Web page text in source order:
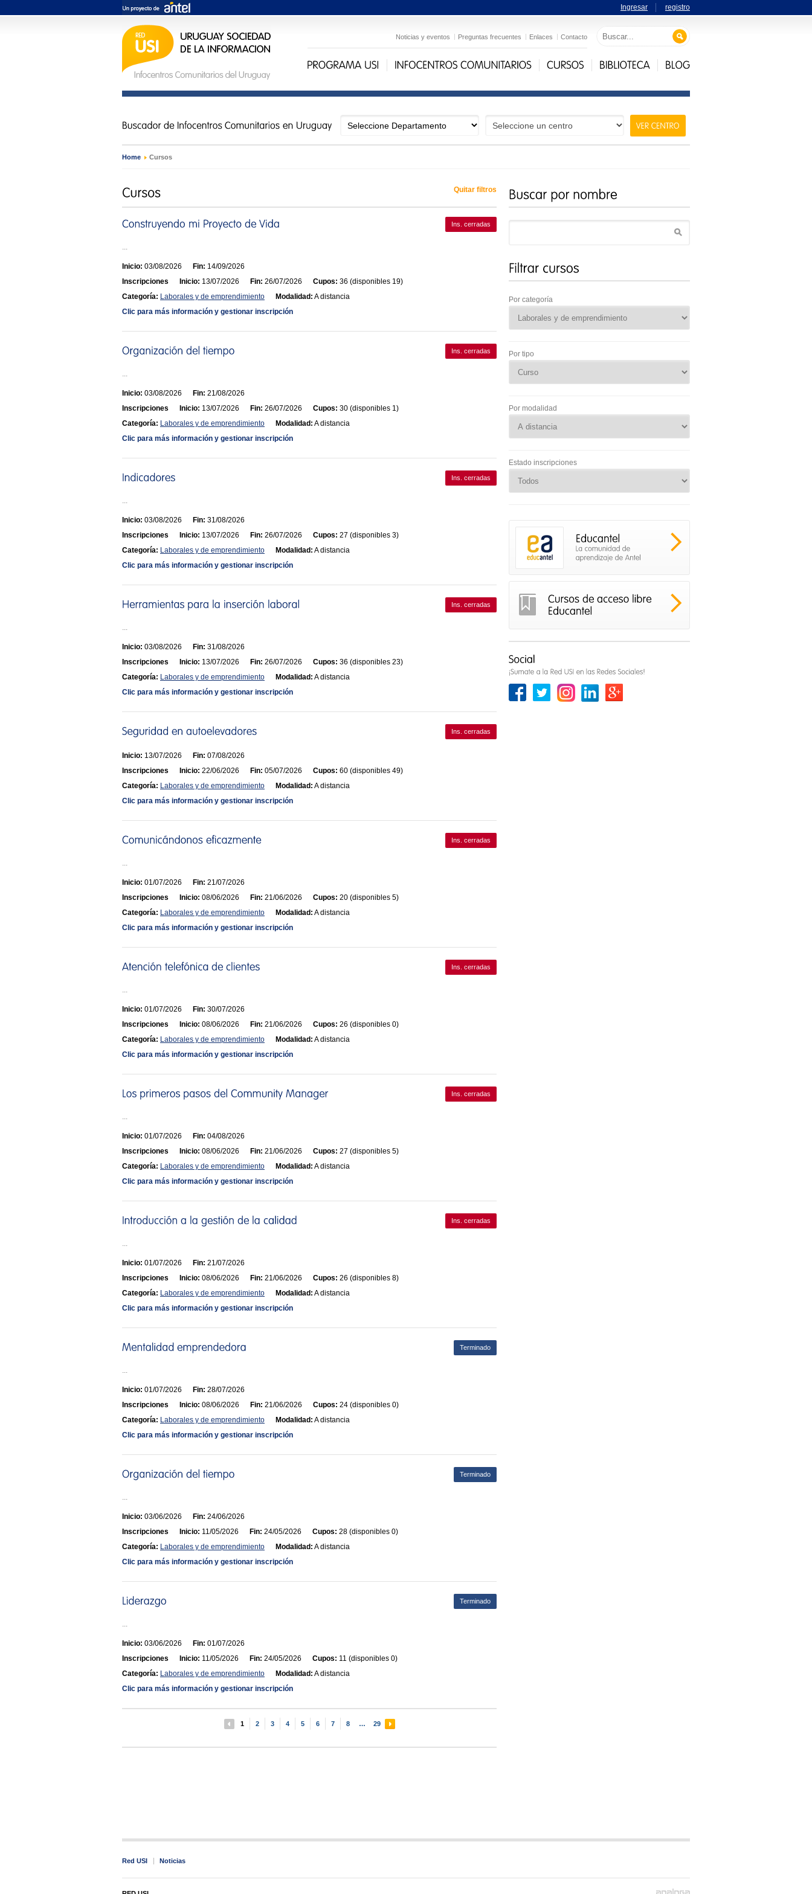
Ingresar registro
Noticias y eventos Preguntas frecuentes Enlaces Contacto
Home › Cursos
Quitar filtros
Ins. cerradas
...
Inicio: 03/08/2026 Fin: 14/09/2026
Inscripciones
Inicio: 13/07/2026 Fin: 26/07/2026 Cupos: 36 (disponibles 19)
Categoría: Laborales y de emprendimiento Modalidad: A distancia
Clic para más información y gestionar inscripción
Ins. cerradas
...
Inicio: 03/08/2026 Fin: 21/08/2026
Inscripciones
Inicio: 13/07/2026 Fin: 26/07/2026 Cupos: 30 (disponibles 1)
Categoría: Laborales y de emprendimiento Modalidad: A distancia
Clic para más información y gestionar inscripción
Ins. cerradas
...
Inicio: 03/08/2026 Fin: 31/08/2026
Inscripciones
Inicio: 13/07/2026 Fin: 26/07/2026 Cupos: 27 (disponibles 3)
Categoría: Laborales y de emprendimiento Modalidad: A distancia
Clic para más información y gestionar inscripción
Ins. cerradas
...
Inicio: 03/08/2026 Fin: 31/08/2026
Inscripciones
Inicio: 13/07/2026 Fin: 26/07/2026 Cupos: 36 (disponibles 23)
Categoría: Laborales y de emprendimiento Modalidad: A distancia
Clic para más información y gestionar inscripción
Ins. cerradas
Inicio: 13/07/2026 Fin: 07/08/2026
Inscripciones
Inicio: 22/06/2026 Fin: 05/07/2026 Cupos: 60 (disponibles 49)
Categoría: Laborales y de emprendimiento Modalidad: A distancia
Clic para más información y gestionar inscripción
Ins. cerradas
...
Inicio: 01/07/2026 Fin: 21/07/2026
Inscripciones
Inicio: 08/06/2026 Fin: 21/06/2026 Cupos: 20 (disponibles 5)
Categoría: Laborales y de emprendimiento Modalidad: A distancia
Clic para más información y gestionar inscripción
Ins. cerradas
...
Inicio: 01/07/2026 Fin: 30/07/2026
Inscripciones
Inicio: 08/06/2026 Fin: 21/06/2026 Cupos: 26 (disponibles 0)
Categoría: Laborales y de emprendimiento Modalidad: A distancia
Clic para más información y gestionar inscripción
Ins. cerradas
...
Inicio: 01/07/2026 Fin: 04/08/2026
Inscripciones
Inicio: 08/06/2026 Fin: 21/06/2026 Cupos: 27 (disponibles 5)
Categoría: Laborales y de emprendimiento Modalidad: A distancia
Clic para más información y gestionar inscripción
Ins. cerradas
...
Inicio: 01/07/2026 Fin: 21/07/2026
Inscripciones
Inicio: 08/06/2026 Fin: 21/06/2026 Cupos: 26 (disponibles 8)
Categoría: Laborales y de emprendimiento Modalidad: A distancia
Clic para más información y gestionar inscripción
Terminado
...
Inicio: 01/07/2026 Fin: 28/07/2026
Inscripciones
Inicio: 08/06/2026 Fin: 21/06/2026 Cupos: 24 (disponibles 0)
Categoría: Laborales y de emprendimiento Modalidad: A distancia
Clic para más información y gestionar inscripción
Terminado
...
Inicio: 03/06/2026 Fin: 24/06/2026
Inscripciones
Inicio: 11/05/2026 Fin: 24/05/2026 Cupos: 28 (disponibles 0)
Categoría: Laborales y de emprendimiento Modalidad: A distancia
Clic para más información y gestionar inscripción
Terminado
...
Inicio: 03/06/2026 Fin: 01/07/2026
Inscripciones
Inicio: 11/05/2026 Fin: 24/05/2026 Cupos: 11 (disponibles 0)
Categoría: Laborales y de emprendimiento Modalidad: A distancia
Clic para más información y gestionar inscripción
1 2 3 4 5 6 7 8 … 29
Por categoría
Por tipo
Por modalidad
Estado inscripciones
Red USI Noticias